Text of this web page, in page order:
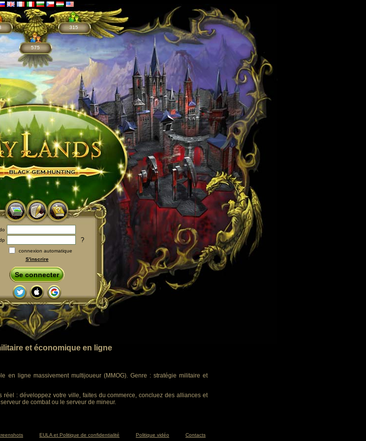
575
315
?
connexion automatique
S'inscrire
Se connecter
et économique en ligne
en ligne massivement multijoueur (MMOG). Genre : stratégie militaire et
: développez votre ville, faites du commerce, concluez des alliances et
de combat ou le serveur de mineur.
EULA et Politique de confidentialité Politique vidéo Contacts